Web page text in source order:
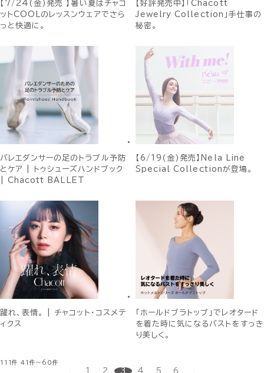
【7/24(金)発売 】暑い夏はチャコ
ットCOOLのレッスンウェアでさら
っと快適に。
【好評発売中】「Chacott
Jewelry Collection」手仕事の
秘密。
バレエダンサーの足のトラブル予防
とケア | トゥシューズハンドブック
| Chacott BALLET
【6/19(金)発売】Nela Line
Special Collectionが登場。
躍れ、表情。 | チャコット・コスメテ
ィクス
「ホールドブラトップ」でレオタード
を着た時に気になるバストをすっき
り美しく。
111件 41件～60件
1 2 3 4 5 6